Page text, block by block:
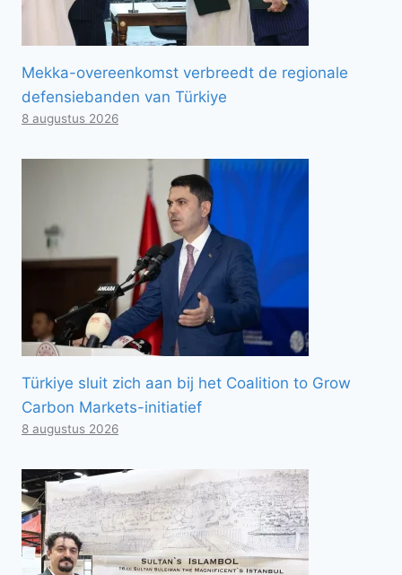
Mekka-overeenkomst verbreedt de regionale
defensiebanden van Türkiye
8 augustus 2026
Türkiye sluit zich aan bij het Coalition to Grow
Carbon Markets-initiatief
8 augustus 2026